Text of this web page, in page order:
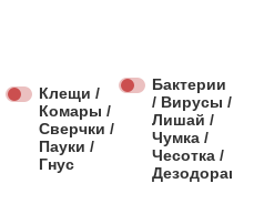
Клещи /
Комары /
Сверчки /
Пауки /
Гнус
Бактерии
/ Вирусы /
Лишай /
Чумка /
Чесотка /